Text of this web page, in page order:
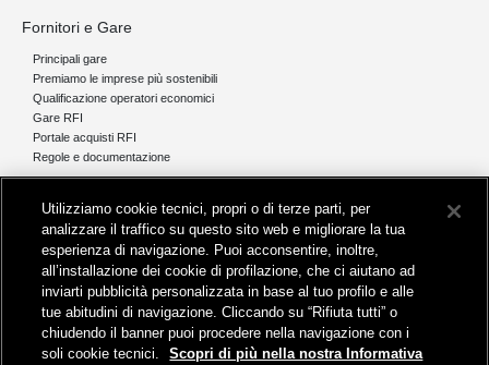
Fornitori e Gare
Principali gare
Premiamo le imprese più sostenibili
Qualificazione operatori economici
Gare RFI
Portale acquisti RFI
Regole e documentazione
Comunicati stampa e news
Novità on line
Infomobilità
Feed - RSS
Utilizziamo cookie tecnici, propri o di terze parti, per
analizzare il traffico su questo sito web e migliorare la tua
esperienza di navigazione. Puoi acconsentire, inoltre,
all’installazione dei cookie di profilazione, che ci aiutano ad
inviarti pubblicità personalizzata in base al tuo profilo e alle
tue abitudini di navigazione. Cliccando su “Rifiuta tutti” o
chiudendo il banner puoi procedere nella navigazione con i
soli cookie tecnici.
Scopri di più nella nostra Informativa